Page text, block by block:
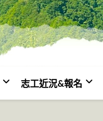
志工近況&報名